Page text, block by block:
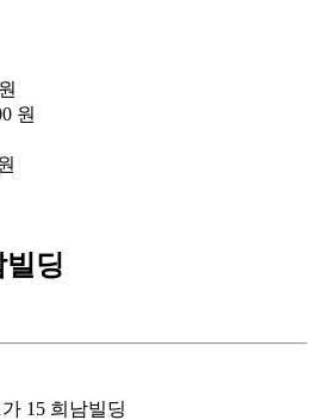
원
원
딩
15 희남빌딩